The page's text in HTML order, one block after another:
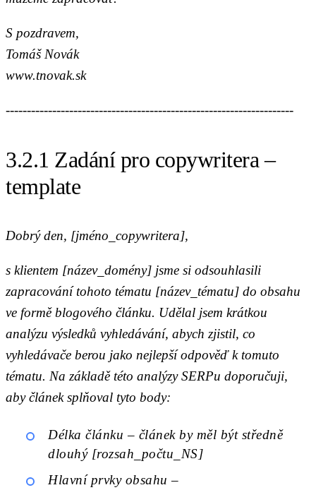
S pozdravem,
Tomáš Novák
www.tnovak.sk
--------------------------------------------------------------------
3.2.1 Zadání pro copywritera –
template
Dobrý den, [jméno_copywritera],
s klientem [název_domény] jsme si odsouhlasili
zapracování tohoto tématu [název_tématu] do obsahu
ve formě blogového článku. Udělal jsem krátkou
analýzu výsledků vyhledávání, abych zjistil, co
vyhledávače berou jako nejlepší odpověď k tomuto
tématu. Na základě této analýzy SERPu doporučuji,
aby článek splňoval tyto body:
Délka článku – článek by měl být středně
dlouhý [rozsah_počtu_NS]
Hlavní prvky obsahu –